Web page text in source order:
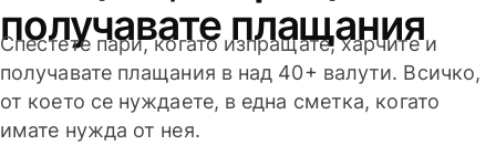
получавате плащания
Спестете пари, когато изпращате, харчите и
получавате плащания в над 40+ валути. Всичко,
от което се нуждаете, в една сметка, когато
имате нужда от нея.